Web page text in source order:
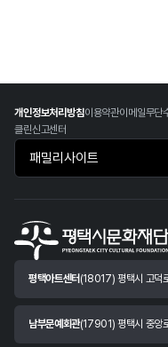
개인정보처리방침이용약관이메일무단
클린신고센터
패밀리사이트 바로가기
평택아트센터 (18017) 평택시 고덕
남부문예회관(17901) 평택시 중앙